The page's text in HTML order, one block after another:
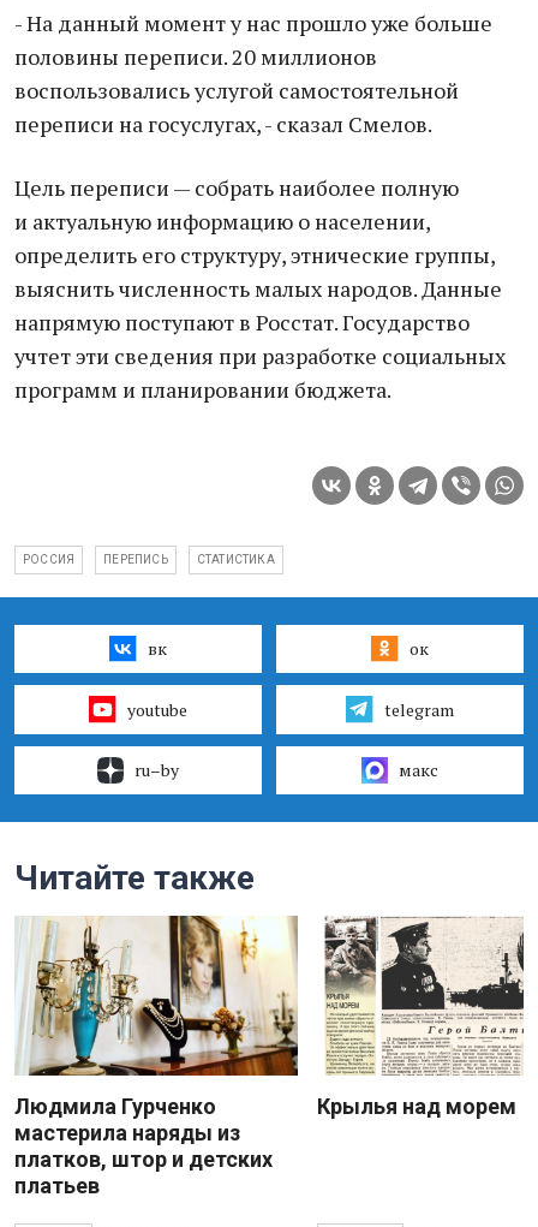
- На данный момент у нас прошло уже больше
половины переписи. 20 миллионов
воспользовались услугой самостоятельной
переписи на госуслугах, - сказал Смелов.
Цель переписи — собрать наиболее полную
и актуальную информацию о населении,
определить его структуру, этнические группы,
выяснить численность малых народов. Данные
напрямую поступают в Росстат. Государство
учтет эти сведения при разработке социальных
программ и планировании бюджета.
РОССИЯ ПЕРЕПИСЬ СТАТИСТИКА
вк ок
youtube telegram
ru–by макс
Читайте также
Людмила Гурченко
мастерила наряды из
платков, штор и детских
платьев
Крылья над морем